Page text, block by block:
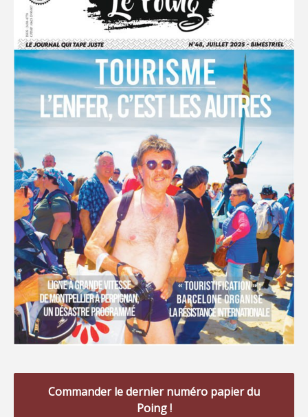
Commander le dernier numéro papier du
Poing !